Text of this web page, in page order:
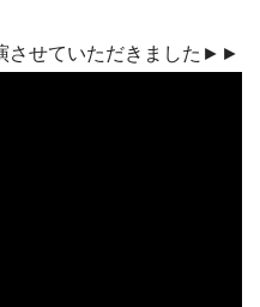
させていただきました►►